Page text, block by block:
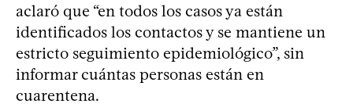
aclaró que “en todos los casos ya están
identificados los contactos y se mantiene un
estricto seguimiento epidemiológico”, sin
informar cuántas personas están en
cuarentena.